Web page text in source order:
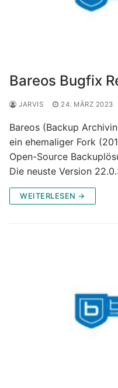
Bareos Bugfix
JARVIS 24. MÄRZ 2023
Bareos (Backup
ein ehemaliger Fork
Open-Source
Die neuste Version
WEITERLESEN →